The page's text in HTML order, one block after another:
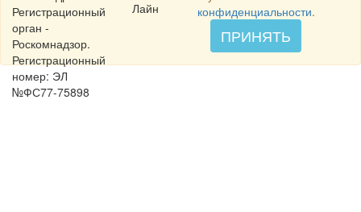
Регистрационный
орган -
Роскомнадзор.
Регистрационный
номер: ЭЛ
№ФС77-75898
Лайн
конфиденциальности.
ПРИНЯТЬ